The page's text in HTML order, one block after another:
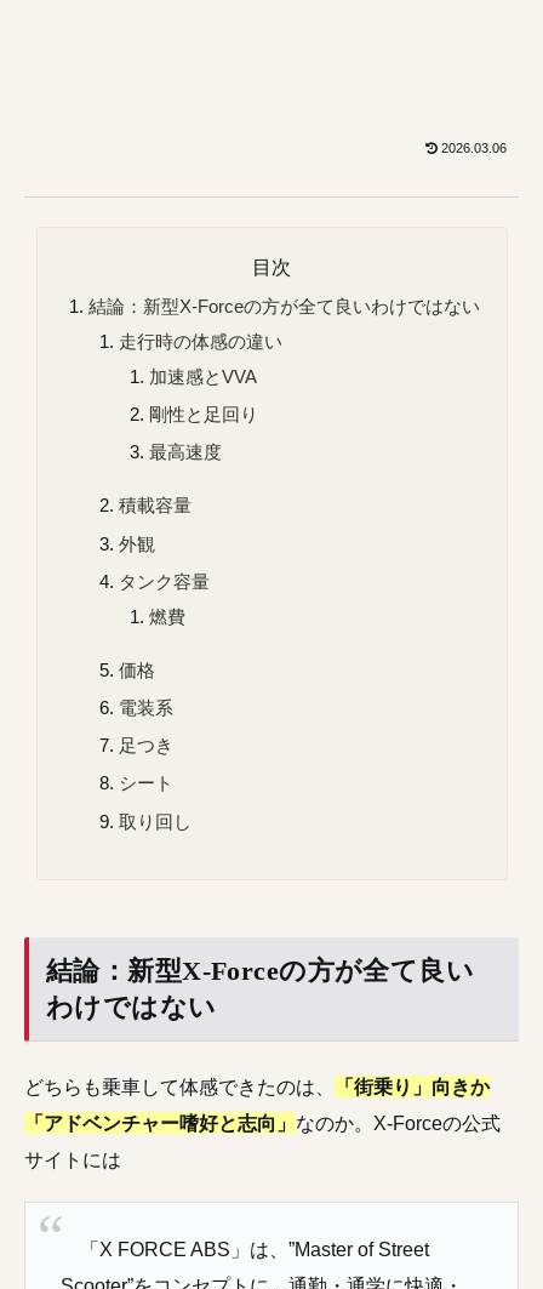
2026.03.06
目次
結論：新型X-Forceの方が全て良いわけではない
走行時の体感の違い
加速感とVVA
剛性と足回り
最高速度
積載容量
外観
タンク容量
燃費
価格
電装系
足つき
シート
取り回し
結論：新型X-Forceの方が全て良い
わけではない
どちらも乗車して体感できたのは、
「街乗り」向きか
「アドベンチャー嗜好と志向」 なのか。X-Forceの公式
サイトには
「X FORCE ABS」は、”Master of Street